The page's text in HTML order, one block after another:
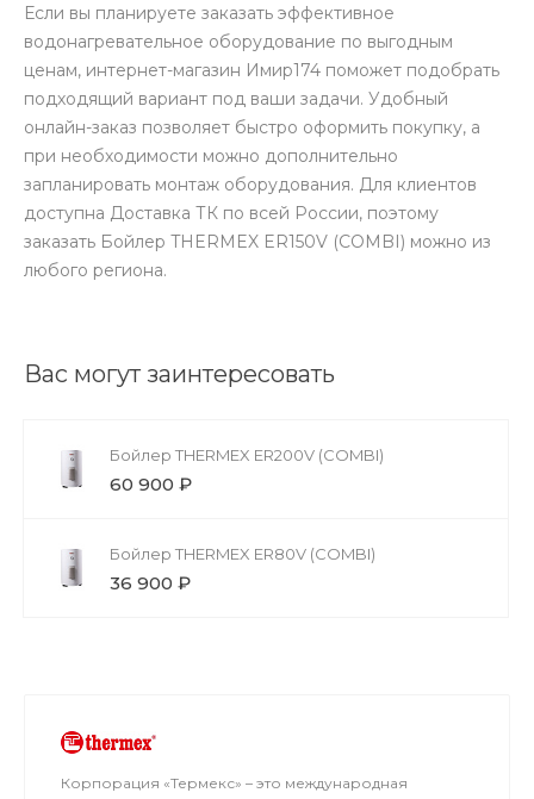
Если вы планируете заказать эффективное
водонагревательное оборудование по выгодным
ценам, интернет-магазин Имир174 поможет подобрать
подходящий вариант под ваши задачи. Удобный
онлайн-заказ позволяет быстро оформить покупку, а
при необходимости можно дополнительно
запланировать монтаж оборудования. Для клиентов
доступна Доставка ТК по всей России, поэтому
заказать Бойлер THERMEX ER150V (COMBI) можно из
любого региона.
Вас могут заинтересовать
Бойлер THERMEX ER200V (COMBI)
60 900 ₽
Бойлер THERMEX ER80V (COMBI)
36 900 ₽
Корпорация «Термекс» – это международная